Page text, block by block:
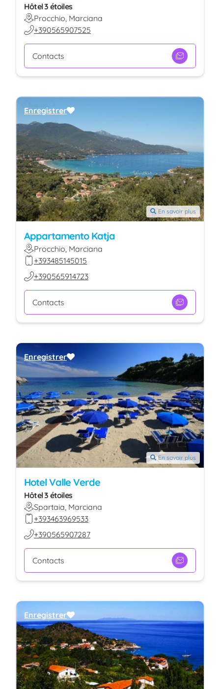
Hôtel 3 étoiles
Procchio, Marciana
+390565907525
Contacts
En savoir plus
Appartamento Katja
Procchio, Marciana
+393485145015
+390565914723
Contacts
Enregistrer
En savoir plus
Hotel Valle Verde
Hôtel 3 étoiles
Spartaia, Marciana
+393463969533
+390565907287
Contacts
Enregistrer
Enregistrer